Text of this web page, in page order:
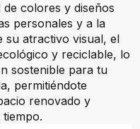
colores y diseños
personales y a la
su atractivo visual, el
y reciclable, lo
sostenible para tu
permitiéndote
renovado y